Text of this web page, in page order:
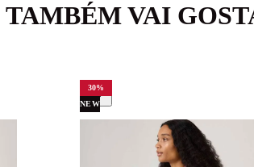
TAMBÉM VAI
30%
NEW